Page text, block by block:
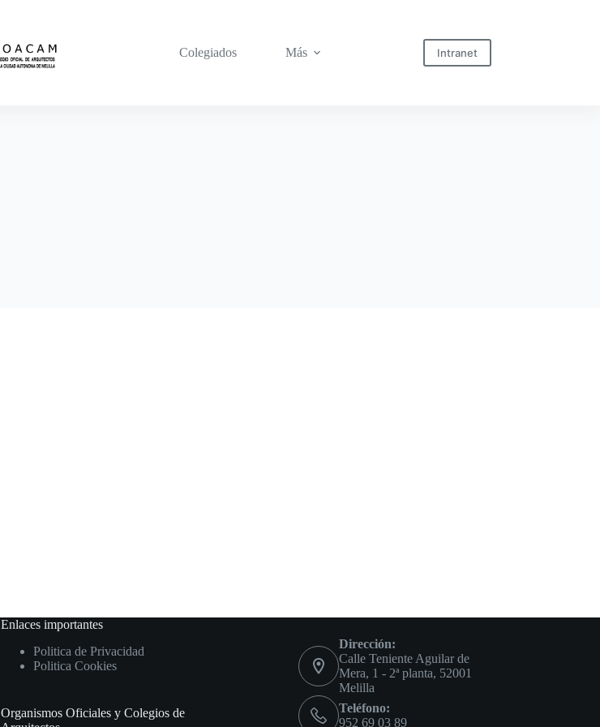
Colegiados Más Intranet
Enlaces importantes
Politica de Privacidad
Politica Cookies
Organismos Oficiales y Colegios de
Dirección:
Calle Teniente Aguilar de
Mera, 1 - 2ª planta, 52001
Melilla
Teléfono:
952 69 03 89